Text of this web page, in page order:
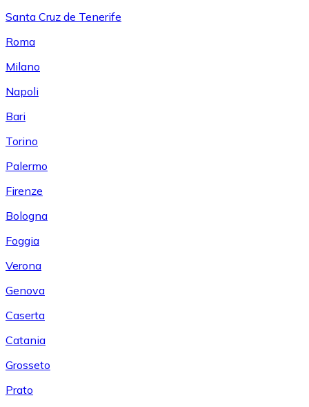
Santa Cruz de Tenerife
Roma
Milano
Napoli
Bari
Torino
Palermo
Firenze
Bologna
Foggia
Verona
Genova
Caserta
Catania
Grosseto
Prato